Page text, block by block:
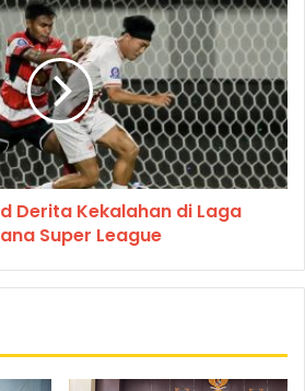
Derita Kekalahan di Laga
Super League